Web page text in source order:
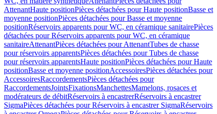
AttenantHaute positionPièces détachées pour Haute positionBasse et
moyenne positionPièces détachées pour Basse et moyenne
positionRéservoirs apparents pour WC, en céramique sanitairePièces
détachées pour Réservoirs apparents pour WC, en céramique
sanitaireAttenantPièces détachées pour AttenantTubes de chasse
pour réservoirs apparentsPièces détachées pour Tubes de chasse
pour réservoirs apparentsHaute positionPièces détachées pour Haute
positionBasse et moyenne positionAccessoiresPièces détachées pour
AccessoiresRaccordementsPièces détachées pour
RaccordementsJointsFixationsManchettesMamelons, rosaces et
modérateurs de débitRéservoirs à encastrerRéservoirs à encastrer
SigmaPièces détachées pour Réservoirs à encastrer SigmaRéservoirs